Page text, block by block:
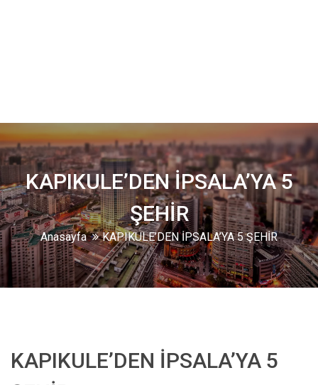
KAPIKULE’DEN İPSALA’YA 5
ŞEHİR
Anasayfa KAPIKULE’DEN İPSALA’YA 5 ŞEHİR
KAPIKULE’DEN İPSALA’YA 5